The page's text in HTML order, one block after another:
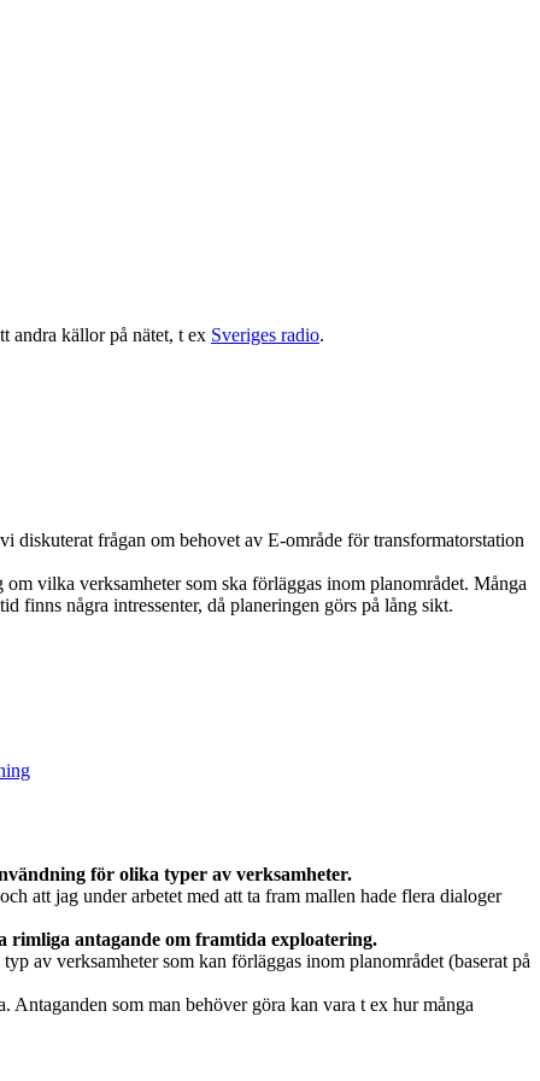
andra källor på nätet, t ex Sveriges radio.
diskuterat frågan om behovet av E-område för transformatorstation
vilka verksamheter som ska förläggas inom planområdet. Många
finns några intressenter, då planeringen görs på lång sikt.
för olika typer av verksamheter.
att jag under arbetet med att ta fram mallen hade flera dialoger
rimliga antagande om framtida exploatering.
av verksamheter som kan förläggas inom planområdet (baserat på
Antaganden som man behöver göra kan vara t ex hur många